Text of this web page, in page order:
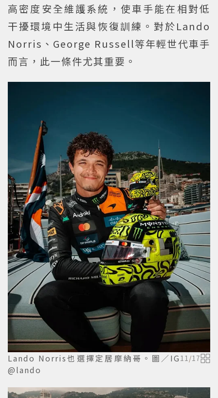
高密度安全維護系統，使車手能在相對低
干擾環境中生活與恢復訓練。對於Lando
Norris、George Russell等年輕世代車手
而言，此一條件尤其重要。
Lando Norris也選擇定居摩納哥。圖／IG
@lando
11/17